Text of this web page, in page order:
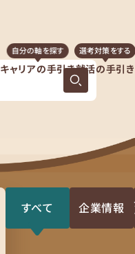
キャリアの手引き
自分の軸を探す
就活の手引き
選考対策をする
すべて 企業情報